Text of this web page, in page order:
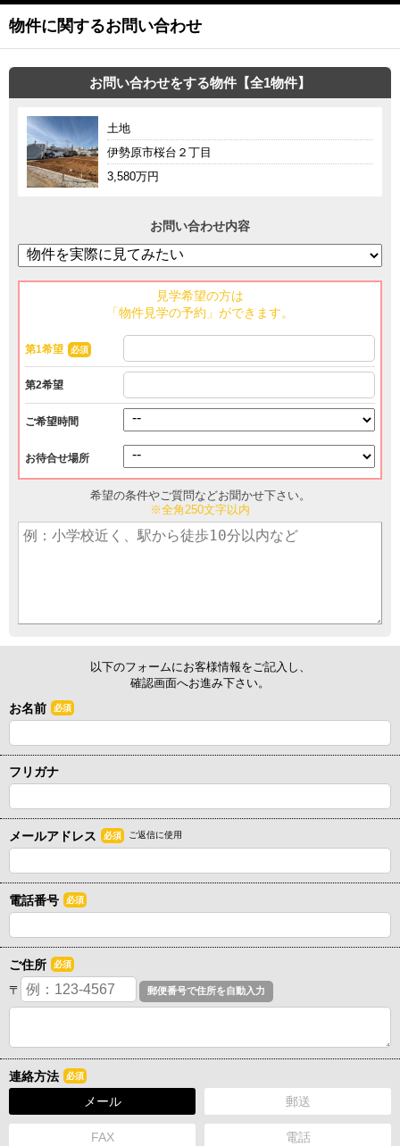
物件に関するお問い合わせ
お問い合わせをする物件【全1物件】
土地
伊勢原市桜台２丁目
3,580万円
お問い合わせ内容
見学希望の方は
「物件見学の予約」ができます。
第1希望 必須
第2希望
ご希望時間
お待合せ場所
希望の条件やご質問などお聞かせ下さい。
※全角250文字以内
以下のフォームにお客様情報をご記入し、
確認画面へお進み下さい。
お名前 必須
フリガナ
メールアドレス 必須 ご返信に使用
電話番号 必須
ご住所 必須
〒
連絡方法 必須
メール 郵送
FAX 電話